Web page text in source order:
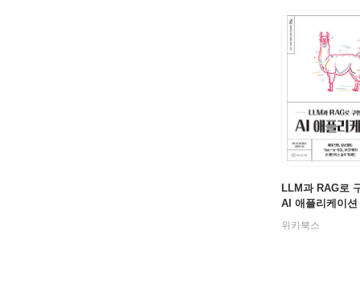
LLM과 RAG로
AI 애플리케이션
위키북스